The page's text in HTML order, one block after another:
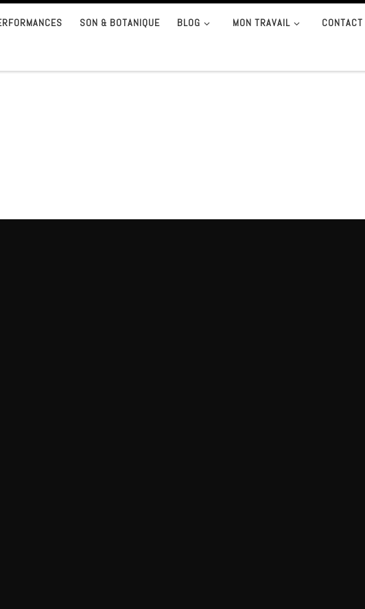
SON & BOTANIQUE BLOG MON TRAVAIL CONTACT